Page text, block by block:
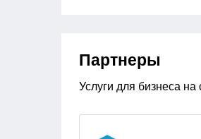
Партнеры
Услуги для бизнеса